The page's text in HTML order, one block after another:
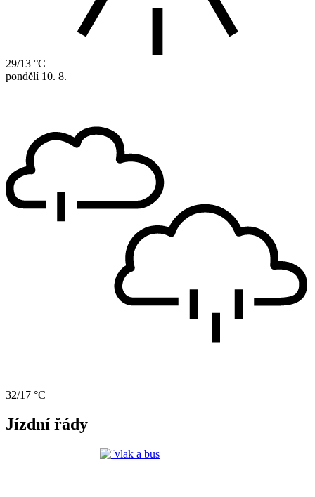
29/13 °C
pondělí 10. 8.
32/17 °C
Jízdní řády